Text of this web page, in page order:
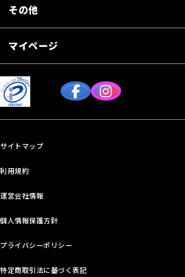
その他
マイページ
サイトマップ
利用規約
運営会社情報
個人情報保護方針
プライバシーポリシー
特定商取引法に基づく表記